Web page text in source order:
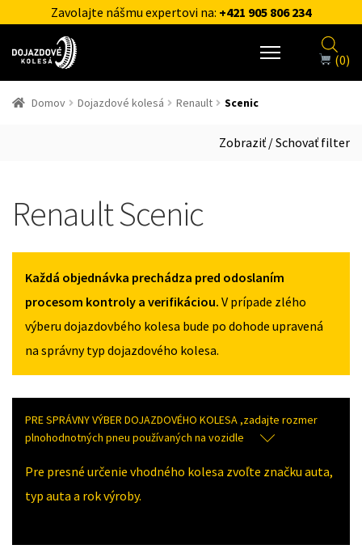
Zavolajte nášmu expertovi na: +421 905 806 234
(0)
Domov Dojazdové kolesá Renault Scenic
Zobraziť / Schovať filter
Renault Scenic
Každá objednávka prechádza pred odoslaním
procesom kontroly a verifikáciou. V prípade zlého
výberu dojazdovbého kolesa bude po dohode upravená
na správny typ dojazdového kolesa.
PRE SPRÁVNY VÝBER DOJAZDOVÉHO KOLESA ,zadajte rozmer
plnohodnotných pneu používaných na vozidle
Pre presné určenie vhodného kolesa zvoľte značku auta,
typ auta a rok výroby.